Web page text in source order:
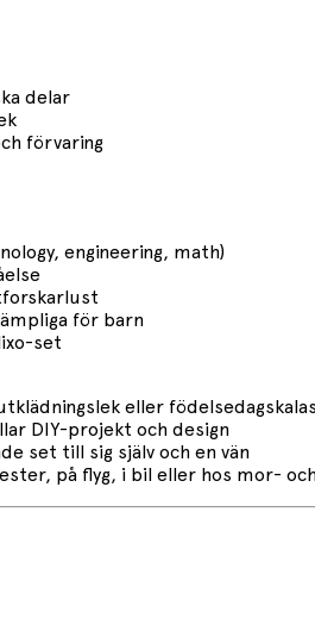
delar
förvaring
engineering, math)
för barn
set
eller födelsedagskalas
DIY-projekt och design
set till sig själv och en vän
på flyg, i bil eller hos mor-